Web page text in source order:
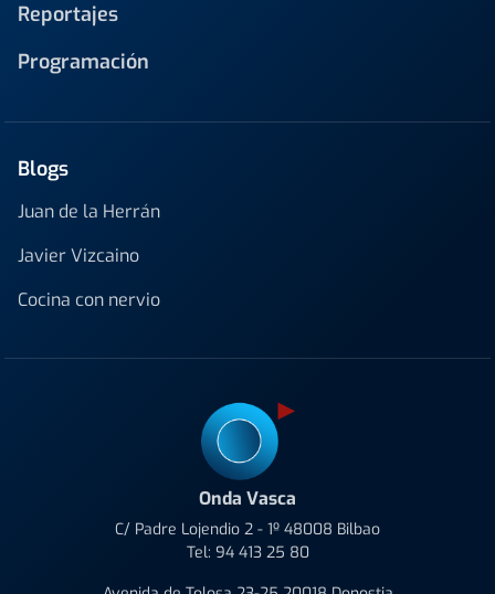
Reportajes
Programación
Blogs
Juan de la Herrán
Javier Vizcaino
Cocina con nervio
Onda Vasca
C/ Padre Lojendio 2 - 1º 48008 Bilbao
Tel: 94 413 25 80